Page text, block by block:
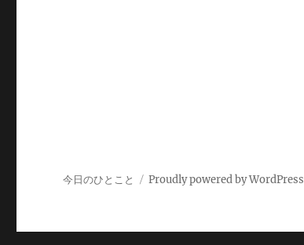
今日のひとこと Proudly powered by WordPress